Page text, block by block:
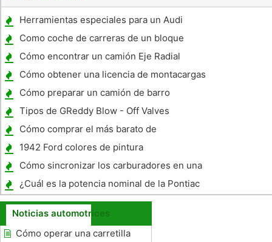
Herramientas especiales para un Audi
Como coche de carreras de un bloque
pequeño Mopar 318
Cómo encontrar un camión Eje Radial
Cómo obtener una licencia de montacargas
en Paducah, KY
Cómo preparar un camión de barro
Tipos de GReddy Blow - Off Valves
Cómo comprar el más barato de
combustible Diesel
1942 Ford colores de pintura
Cómo sincronizar los carburadores en una
GSX-R
¿Cuál es la potencia nominal de la Pontiac
G8 GXP ?
Noticias automotrices
Cómo operar una carretilla